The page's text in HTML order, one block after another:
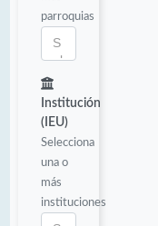
parroquias
Institución
(IEU)
Selecciona
una o
más
instituciones